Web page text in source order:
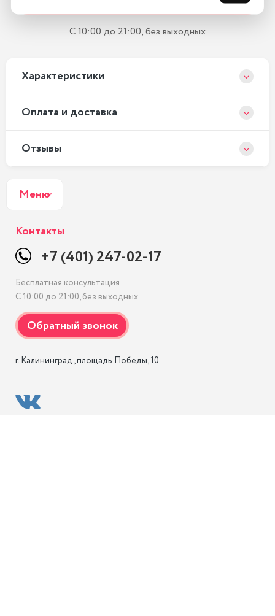
С 10:00 до 21:00, без выходных
Xарактеристики
Оплата и доставка
Отзывы
Меню
Контакты
+7 (401) 247-02-17
Бесплатная консультация
С 10:00 до 21:00, без выходных
г. Калининград , площадь Победы, 10